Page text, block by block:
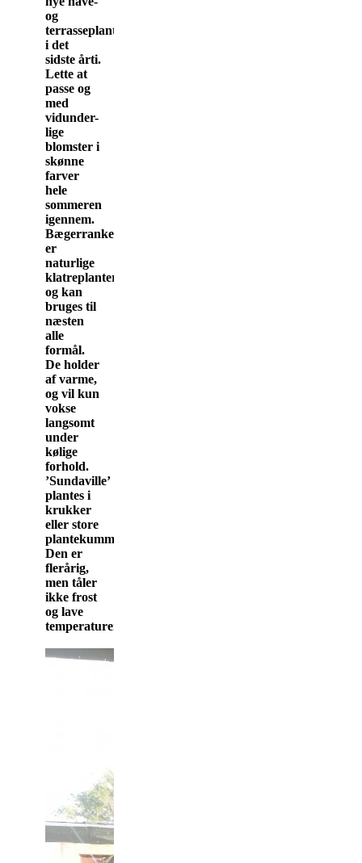
og
terrasseplanter
i det
sidste årti.
Lette at
passe og
med
vidunder-
lige
blomster i
skønne
farver
hele
sommeren
igennem.
Bægerranke
er
naturlige
klatreplanter
og kan
bruges til
næsten
alle
formål.
De holder
af varme,
og vil kun
vokse
langsomt
under
kølige
forhold.
’Sundaville’
plantes i
krukker
eller store
plantekummer.
Den er
flerårig,
men tåler
ikke frost
og lave
temperaturer.